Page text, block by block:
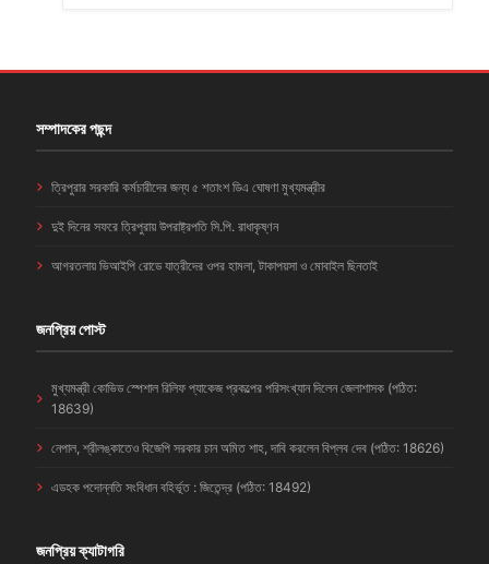
সম্পাদকের পছন্দ
ত্রিপুরার সরকারি কর্মচারীদের জন্য ৫ শতাংশ ডিএ ঘোষণা মুখ্যমন্ত্রীর
দুই দিনের সফরে ত্রিপুরায় উপরাষ্ট্রপতি সি.পি. রাধাকৃষ্ণন
আগরতলায় ভিআইপি রোডে যাত্রীদের ওপর হামলা, টাকাপয়সা ও মোবাইল ছিনতাই
জনপ্রিয় পোস্ট
মুখ্যমন্ত্রী কোভিড স্পেশাল রিলিফ প্যাকেজ প্রকল্পের পরিসংখ্যান দিলেন জেলাশাসক (পঠিত:
18639)
নেপাল, শ্রীলঙ্কাতেও বিজেপি সরকার চান অমিত শাহ, দাবি করলেন বিপ্লব দেব (পঠিত: 18626)
এডহক পদোন্নতি সংবিধান বহির্ভূত : জিতেন্দ্র (পঠিত: 18492)
জনপ্রিয় ক্যাটাগরি